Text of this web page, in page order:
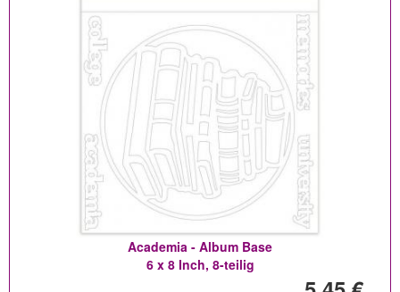
Academia - Album Base
6 x 8 Inch, 8-teilig